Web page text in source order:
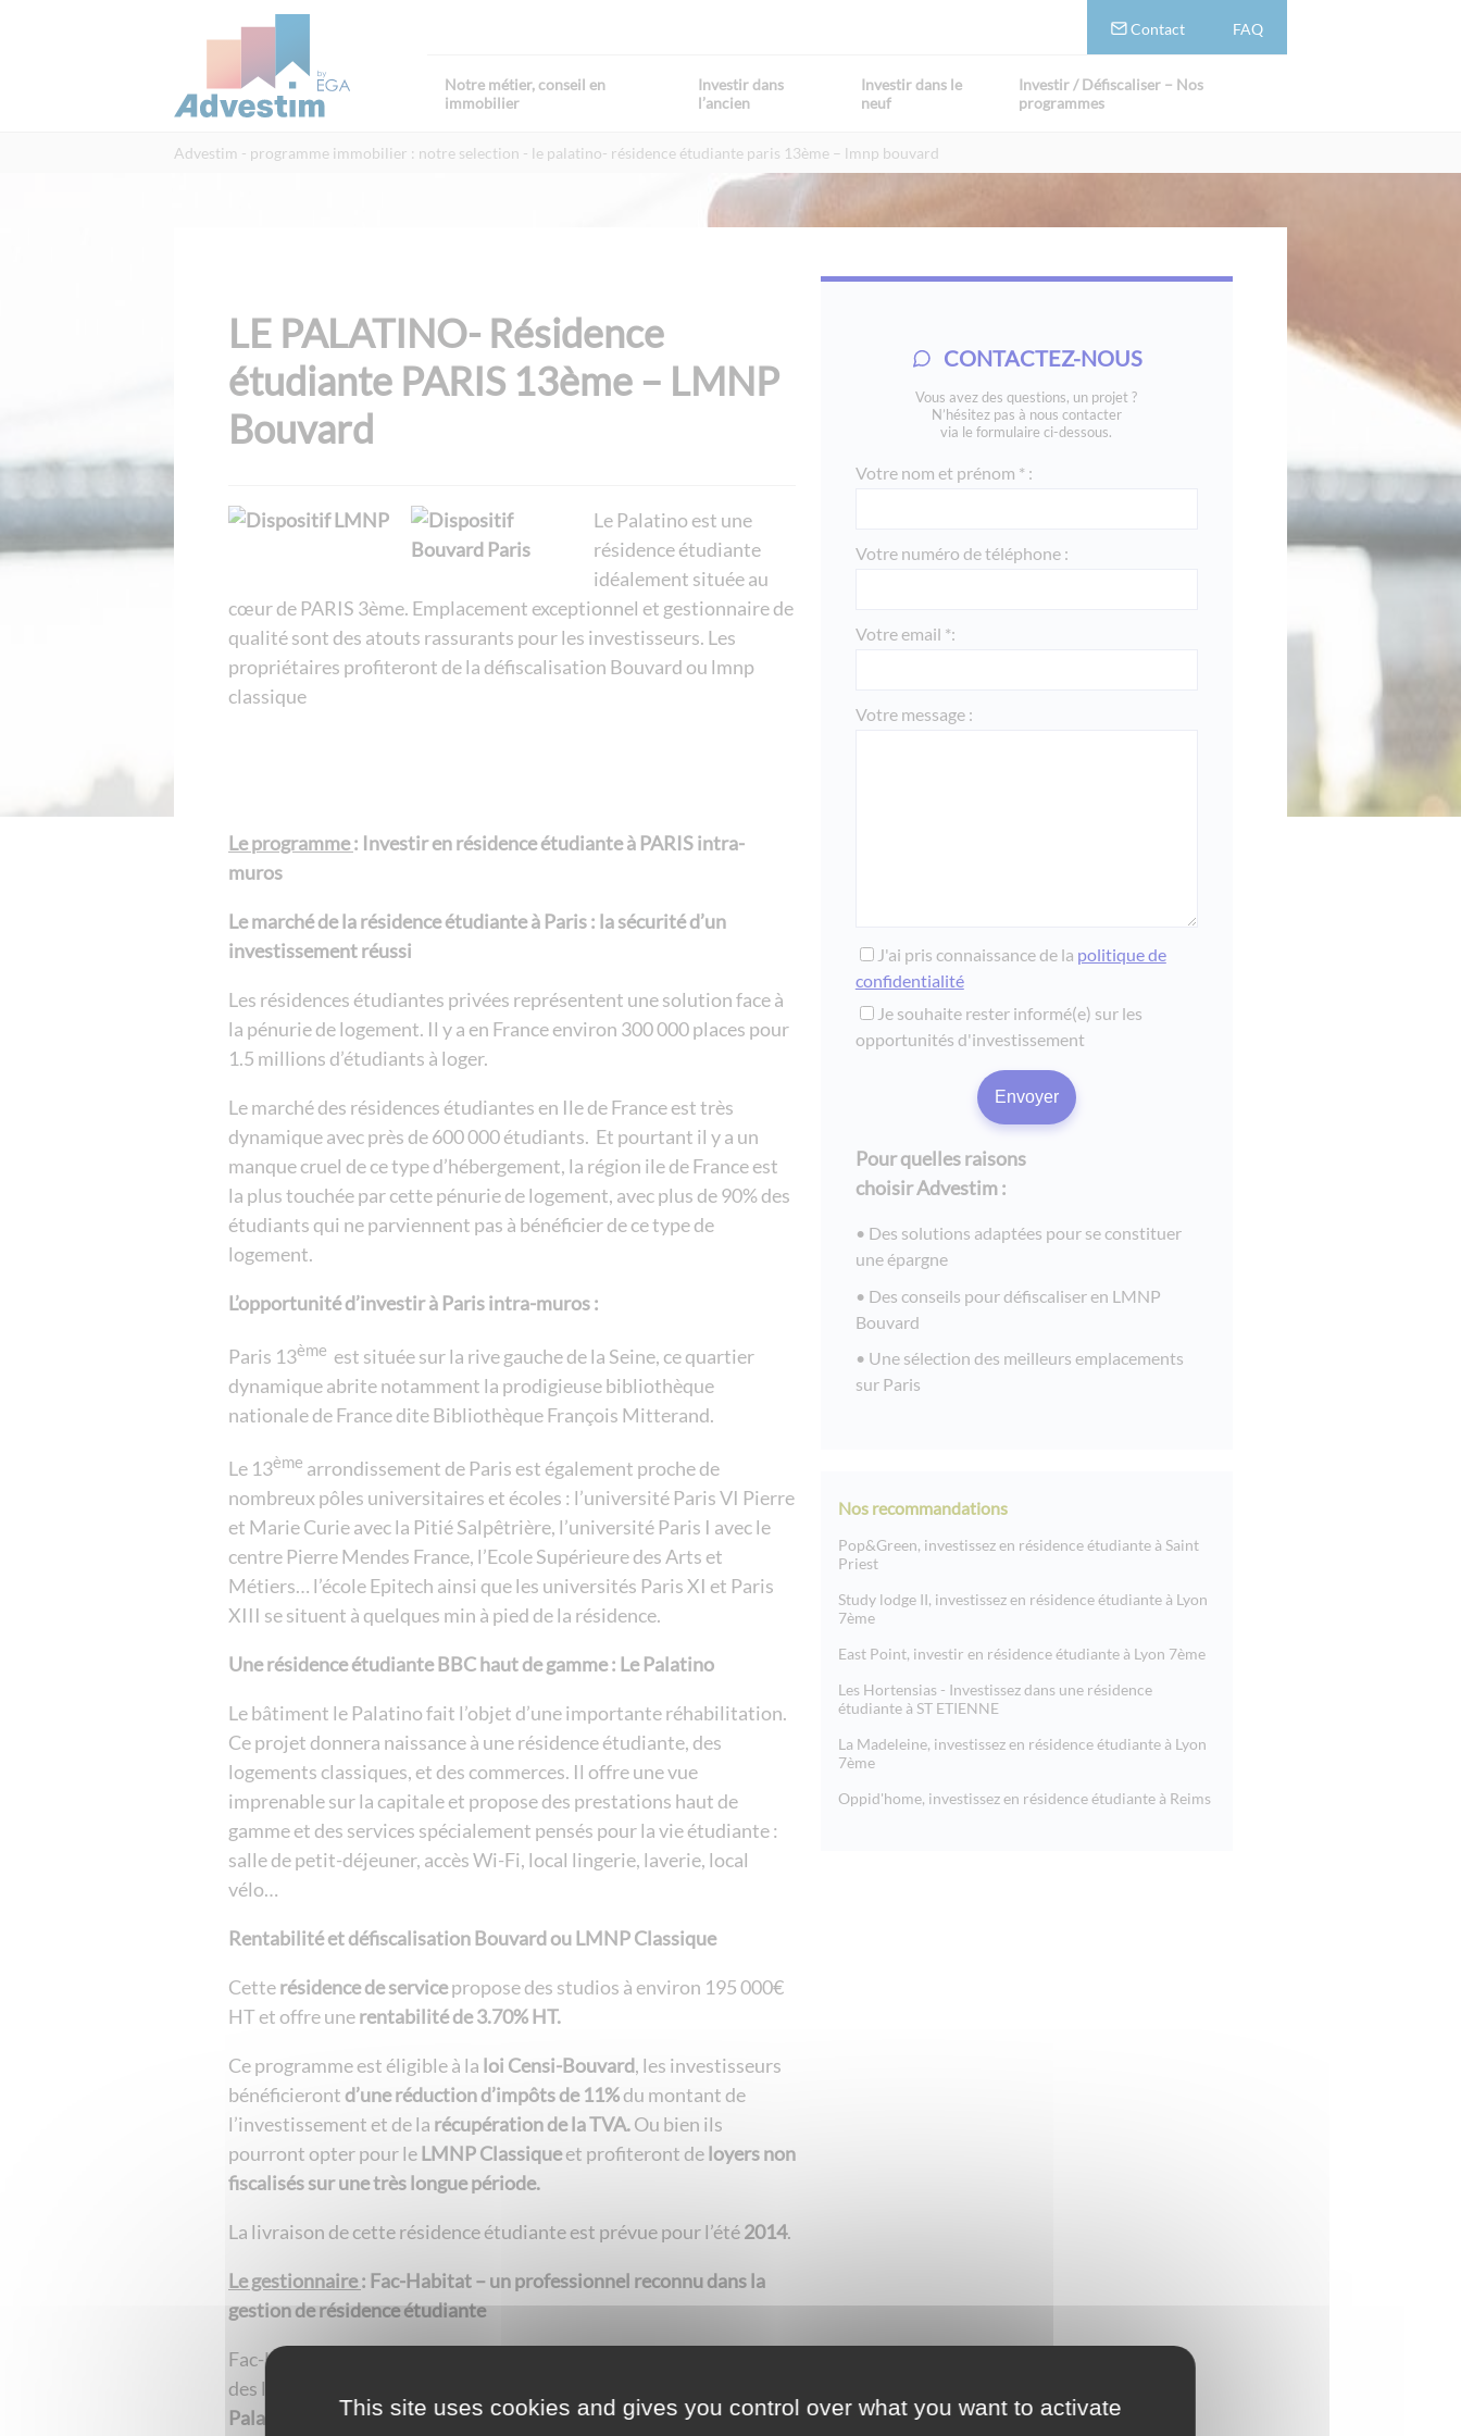
Contact FAQ
Notre métier, conseil en
immobilier
Investir dans
l’ancien
Investir dans le
neuf
Investir / Défiscaliser – Nos
programmes
Advestim programme immobilier : notre selection le palatino- résidence étudiante paris 13ème – lmnp bouvard
LE PALATINO- Résidence
étudiante PARIS 13ème – LMNP
Bouvard
Le Palatino est une
résidence étudiante
idéalement située au
cœur de PARIS 3ème. Emplacement exceptionnel et gestionnaire de
qualité sont des atouts rassurants pour les investisseurs. Les
propriétaires profiteront de la défiscalisation Bouvard ou lmnp
classique
Le programme: Investir en résidence étudiante à PARIS intra-
muros
Le marché de la résidence étudiante à Paris : la sécurité d’un
investissement réussi
Les résidences étudiantes privées représentent une solution face à
la pénurie de logement. Il y a en France environ 300 000 places pour
1.5 millions d’étudiants à loger.
Le marché des résidences étudiantes en Ile de France est très
dynamique avec près de 600 000 étudiants. Et pourtant il y a un
manque cruel de ce type d’hébergement, la région ile de France est
la plus touchée par cette pénurie de logement, avec plus de 90% des
étudiants qui ne parviennent pas à bénéficier de ce type de
logement.
L’opportunité d’investir à Paris intra-muros :
Paris 13ème est située sur la rive gauche de la Seine, ce quartier
dynamique abrite notamment la prodigieuse bibliothèque
nationale de France dite Bibliothèque François Mitterand.
Le 13ème arrondissement de Paris est également proche de
nombreux pôles universitaires et écoles : l’université Paris VI Pierre
et Marie Curie avec la Pitié Salpêtrière, l’université Paris I avec le
centre Pierre Mendes France, l’Ecole Supérieure des Arts et
Métiers… l’école Epitech ainsi que les universités Paris XI et Paris
XIII se situent à quelques min à pied de la résidence.
Une résidence étudiante BBC haut de gamme : Le Palatino
Le bâtiment le Palatino fait l’objet d’une importante réhabilitation.
Ce projet donnera naissance à une résidence étudiante, des
logements classiques, et des commerces. Il offre une vue
imprenable sur la capitale et propose des prestations haut de
gamme et des services spécialement pensés pour la vie étudiante :
salle de petit-déjeuner, accès Wi-Fi, local lingerie, laverie, local
vélo…
Rentabilité et défiscalisation Bouvard ou LMNP Classique
Cetterésidence de servicepropose des studios à environ 195 000€
HT et offre unerentabilité de 3.70% HT.
Ce programme est éligible à la loi Censi-Bouvard, les investisseurs
bénéficierontd’une réduction d’impôts de 11%du montant de
l’investissement et de la récupération de la TVA.Ou bien ils
pourront opter pour leLMNP Classiqueet profiteront deloyers non
fiscalisés sur une très longue période.
La livraison de cette résidence étudiante est prévue pour l’été2014.
Le gestionnaire: Fac-Habitat – un professionnel reconnu dans la
gestion de résidence étudiante
Fac-Habitat est une association loi 1901 créée en 1985 qui propose
des logements en résidence étudiante. La résidence étudiante
Palatino
sera gérée par sa filiale Loc-Habitat qui est en charge du
CONTACTEZ-NOUS
Vous avez des questions, un projet ?
N’hésitez pas à nous contacter
via le formulaire ci-dessous.
Votre nom et prénom * :
Votre numéro de téléphone :
Votre email *:
Votre message :
J'ai pris connaissance de la politique de
confidentialité
Je souhaite rester informé(e) sur les
opportunités d'investissement
Pour quelles raisons
choisir Advestim :
Des solutions adaptées pour se constituer
une épargne
Des conseils pour défiscaliser en LMNP
Bouvard
Une sélection des meilleurs emplacements
sur Paris
Nos recommandations
Pop&Green, investissez en résidence étudiante à Saint
Priest
Study lodge II, investissez en résidence étudiante à Lyon
7ème
East Point, investir en résidence étudiante à Lyon 7ème
Les Hortensias - Investissez dans une résidence
étudiante à ST ETIENNE
La Madeleine, investissez en résidence étudiante à Lyon
7ème
Oppid'home, investissez en résidence étudiante à Reims
This site uses cookies and gives you control over what you want to activate